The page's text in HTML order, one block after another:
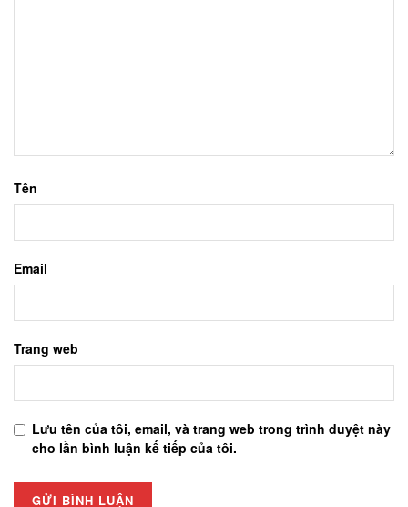
Tên
Email
Trang web
Lưu tên của tôi, email, và trang web trong trình duyệt này
cho lần bình luận kế tiếp của tôi.